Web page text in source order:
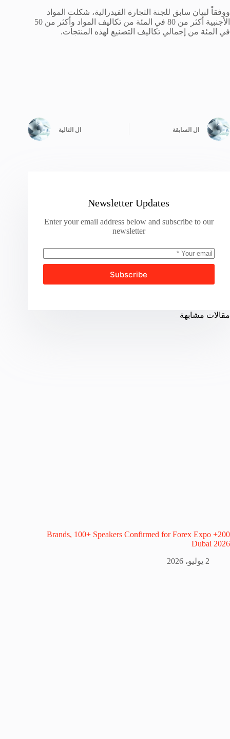
ووفقاً لبيان سابق للجنة التجارة الفيدرالية، شكلت المواد
الأجنبية أكثر من 80 في المئة من تكاليف المواد وأكثر من 50
في المئة من إجمالي تكاليف التصنيع لهذه المنتجات.
ال السابقة ال التالية
Newsletter Updates
Enter your email address below and subscribe to our
newsletter
Subscribe
مقالات مشابهة
200+ Brands, 100+ Speakers Confirmed for Forex Expo
Dubai 2026
2 يوليو، 2026